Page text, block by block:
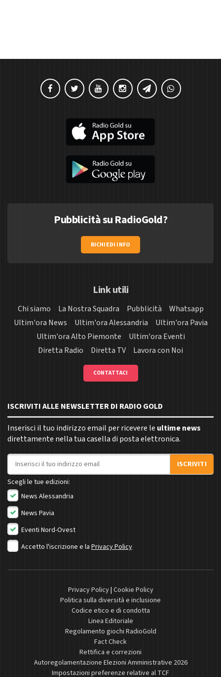
Pubblicità su RadioGold?
RICHIEDI INFO
Link utili
Chi siamo La Nostra Squadra Pubblicità
Whatsapp
Ultim'ora News
Ultim'ora Alessandria
Ultim'ora Pavia
Ultim'ora Alto Piemonte
Ultim'ora Eventi
Diretta Radio
Diretta TV Lavora con Noi
CONTATTACI
ISCRIVITI ALLE NEWSLETTER DI RADIO GOLD
Inserisci il tuo indirizzo email per ricevere le ultime news
direttamente nella tua casella di posta elettronica.
Indirizzo email
ISCRIVITI
Scegli le tue edizioni:
News Alessandria
News Pavia
Eventi Nord-Ovest
Accetto l'iscrizione e la Privacy Policy
Privacy Policy| Cookie Policy
Politica sulla diversità e inclusione
Codice etico e di condotta
Linea Editoriale
Regolamento giochi RadioGold
Fact Check
Rettifica e correzioni
Autoregolamentazione Elezioni Amministrative 2026
Impostazioni preferenze relative al TCF